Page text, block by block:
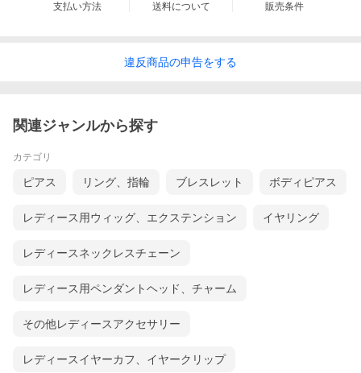
支払い方法 送料について 販売条件
違反商品の申告をする
関連ジャンルから探す
カテゴリ
ピアス リング、指輪 ブレスレット ボディピアス
レディース用ウィッグ、エクステンション イヤリング
レディースネックレスチェーン
レディース用ペンダントヘッド、チャーム
その他レディースアクセサリー
レディースイヤーカフ、イヤークリップ